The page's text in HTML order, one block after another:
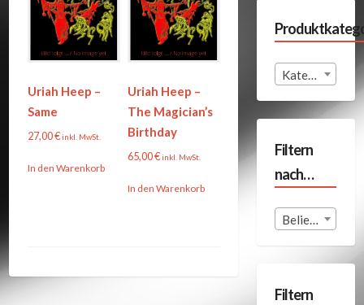
Uriah Heep –
Same
27,00€inkl. MwSt.
In den Warenkorb
Uriah Heep –
The Magician’s
Birthday
65,00€inkl. MwSt.
In den Warenkorb
Kategorie auswählen
Filtern
nach…
Beliebige Format
Filtern